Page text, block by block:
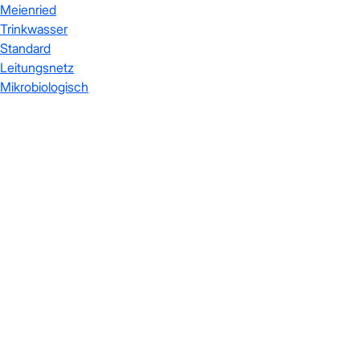
Meienried
Trinkwasser
Standard
Leitungsnetz
Mikrobiologisch